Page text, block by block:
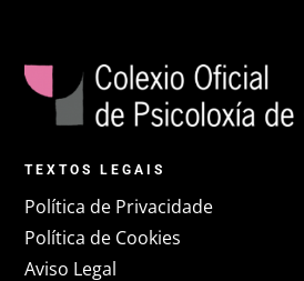
TEXTOS LEGAIS
Política de Privacidade
Política de Cookies
Aviso Legal